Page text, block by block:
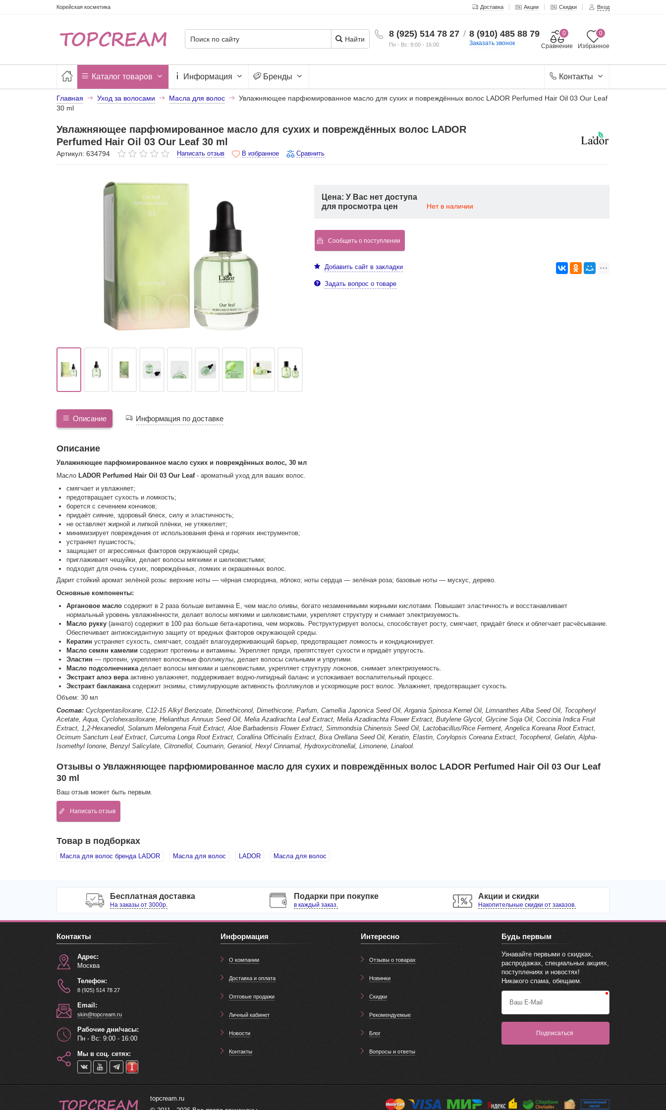
Корейская косметика Доставка Акции Скидки Вход
8 (925) 514 78 27
Пн - Вс: 9:00 - 16:00
/ 8 (910) 485 88 79
Заказать звонок Избранное
0
Сравнение
0
Найти
Каталог товаров Информация Бренды Контакты
Главная Уход за волосами Масла для волос
Увлажняющее парфюмированное масло для сухих и повреждённых волос LADOR Perfumed Hair Oil 03 Our Leaf
30 ml
Увлажняющее парфюмированное масло для сухих и повреждённых волос LADOR
Perfumed Hair Oil 03 Our Leaf 30 ml
Артикул: 634794 Написать отзыв В избранное Сравнить
Цена: У Вас нет доступа
для просмотра цен
Нет в наличии
Сообщить о поступлении
Добавить сайт в закладки
Задать вопрос о товаре
Описание Информация по доставке
Описание
Увлажняющее парфюмированное масло сухих и повреждённых волос, 30 мл
Масло LADOR Perfumed Hair Oil 03 Our Leaf- ароматный уход для ваших волос.
смягчает и увлажняет;
предотвращает сухость и ломкость;
борется с сечением кончиков;
придаёт сияние, здоровый блеск, силу и эластичность;
не оставляет жирной и липкой плёнки, не утяжеляет;
минимизирует повреждения от использования фена и горячих инструментов;
устраняет пушистость;
защищает от агрессивных факторов окружающей среды;
приглаживает чешуйки, делает волосы мягкими и шелковистыми;
подходит для очень сухих, повреждённых, ломких и окрашенных волос.
Дарит стойкий аромат зелёной розы: верхние ноты — чёрная смородина, яблоко; ноты сердца — зелёная роза; базовые ноты — мускус, дерево.
Основные компоненты:
Аргановое масло содержит в 2 раза больше витамина E, чем масло оливы, богато незаменимыми жирными кислотами. Повышает эластичность и восстанавливает
нормальный уровень увлажнённости, делает волосы мягкими и шелковистыми, укрепляет структуру и снимает электризуемость.
Масло рукку(аннато) содержит в 100 раз больше бета-каротина, чем морковь. Реструктурирует волосы, способствует росту, смягчает, придаёт блеск и облегчает расчёсывание.
Обеспечивает антиоксидантную защиту от вредных факторов окружающей среды.
Кератин устраняет сухость, смягчает, создаёт влагоудерживающий барьер, предотвращает ломкость и кондиционирует.
Масло семян камелии содержит протеины и витамины. Укрепляет пряди, препятствует сухости и придаёт упругость.
Эластин — протеин, укрепляет волосяные фолликулы, делает волосы сильными и упругими.
Масло подсолнечникаделает волосы мягкими и шелковистыми, укрепляет структуру локонов, снимает электризуемость.
Экстракт алоэ вераактивно увлажняет, поддерживает водно-липидный баланс и успокаивает воспалительный процесс.
Экстракт баклажанасодержит энзимы, стимулирующие активность фолликулов и ускоряющие рост волос. Увлажняет, предотвращает сухость.
Объем: 30 мл
Состав:Cyclopentasiloxane, C12-15 Alkyl Benzoate, Dimethiconol, Dimethicone, Parfum, Camellia Japonica Seed Oil, Argania Spinosa Kernel Oil, Limnanthes Alba Seed Oil, Tocopheryl
Acetate, Aqua, Cyclohexasiloxane, Helianthus Annuus Seed Oil, Melia Azadirachta Leaf Extract, Melia Azadirachta Flower Extract, Butylene Glycol, Glycine Soja Oil, Coccinia Indica Fruit
Extract, 1,2-Hexanediol, Solanum Melongena Fruit Extract, Aloe Barbadensis Flower Extract, Simmondsia Chinensis Seed Oil, Lactobacillus/Rice Ferment, Angelica Koreana Root Extract,
Ocimum Sanctum Leaf Extract, Curcuma Longa Root Extract, Corallina Officinalis Extract, Bixa Orellana Seed Oil, Keratin, Elastin, Corylopsis Coreana Extract, Tocopherol, Gelatin, Alpha-
Isomethyl Ionone, Benzyl Salicylate, Citronellol, Coumarin, Geraniol, Hexyl Cinnamal, Hydroxycitronellal, Limonene, Linalool.
Отзывы о Увлажняющее парфюмированное масло для сухих и повреждённых волос LADOR Perfumed Hair Oil 03 Our Leaf
30 ml
Ваш отзыв может быть первым.
Написать отзыв
Товар в подборках
Масла для волос бренда LADOR Масла для волос LADOR Масла для волос
Бесплатная доставка
На заказы от 3000р.
Подарки при покупке
в каждый заказ.
Акции и скидки
Накопительные скидки от заказов.
Контакты
Адрес:
Москва
Телефон:
8 (925) 514 78 27
Email:
skin@topcream.ru
Рабочие дни/часы:
Пн - Вс: 9:00 - 16:00
Мы в соц. сетях:
Информация
О компании
Доставка и оплата
Оптовые продажи
Личный кабинет
Новости
Контакты
Интересно
Отзывы о товарах
Новинки
Скидки
Рекомендуемые
Блог
Вопросы и ответы
Будь первым
Узнавайте первыми о скидках,
распродажах, специальных акциях,
поступлениях и новостях!
Никакого спама, обещаем.
Ваш E-Mail
Подписаться
topcream.ru